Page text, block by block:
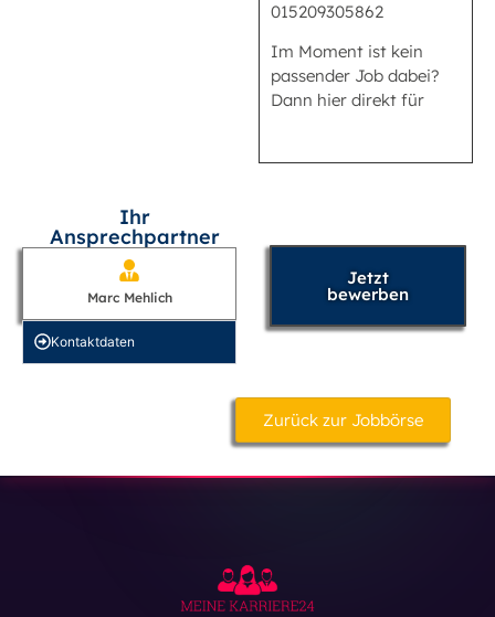
015209305862
Im Moment ist kein
passender Job dabei?
Dann hier direkt für
Ihr
Ansprechpartner
Marc Mehlich
Kontakt­daten
Jetzt
bewerben
Zurück zur Jobbörse